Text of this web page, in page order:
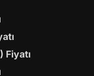
Fiyatı